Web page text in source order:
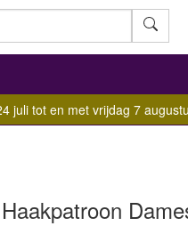
juli tot en met vrijdag 7
Haakpatroon